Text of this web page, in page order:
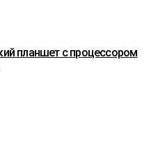
планшет с процессором